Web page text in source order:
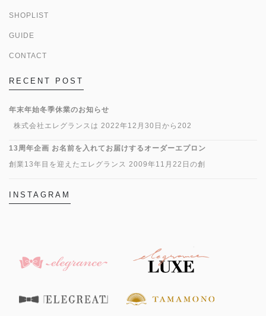
SHOPLIST
GUIDE
CONTACT
RECENT POST
年末年始冬季休業のお知らせ
株式会社エレグランスは 2022年12月30日から202
13周年企画 お名前を入れてお届けするオーダーエプロン
創業13年目を迎えたエレグランス 2009年11月22日の創
INSTAGRAM